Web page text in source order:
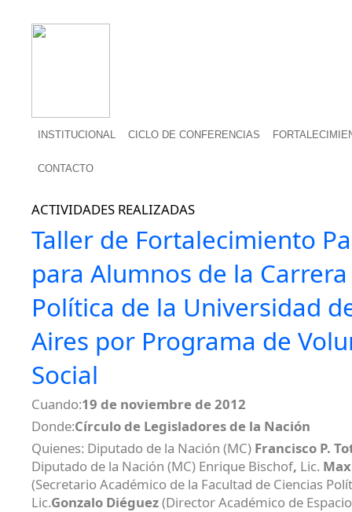
INSTITUCIONAL CICLO DE CONFERENCIAS
CONTACTO
ACTIVIDADES REALIZADAS
Taller de Fortalecimiento
para Alumnos de la
Política de la Universidad
Aires por Programa de
Social
Cuando:19 de noviembre de 2012
Donde:Círculo de Legisladores de la Nación
Quienes: Diputado de la Nación (MC) Francisco P.
Diputado de la Nación (MC) Enrique Bischof, Lic.
(Secretario Académico de la Facultad de Ciencias
Lic.Gonzalo Diéguez(Director Académico de